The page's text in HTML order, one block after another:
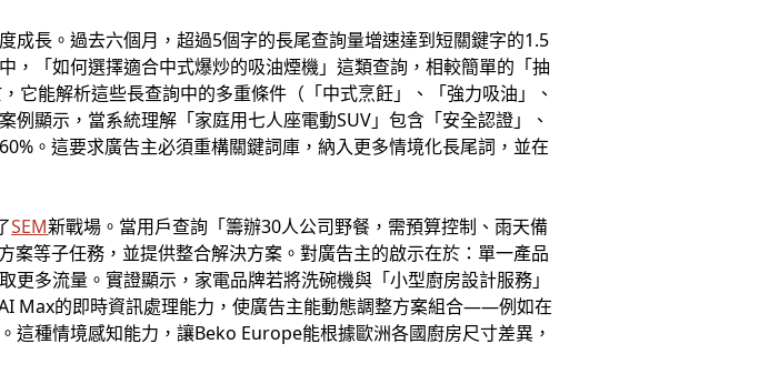
成長。過去六個月，超過5個字的長尾查詢量增速達到短關鍵字的1.5
「如何選擇適合中式爆炒的吸油煙機」這類查詢，相較簡單的「抽
它能解析這些長查詢中的多重條件（「中式烹飪」、「強力吸油」、
例顯示，當系統理解「家庭用七人座電動SUV」包含「安全認證」、
。這要求廣告主必須重構關鍵詞庫，納入更多情境化長尾詞，並在
SEM新戰場。當用戶查詢「籌辦30人公司野餐，需預算控制、雨天備
等子任務，並提供整合解決方案。對廣告主的啟示在於：單一產品
多流量。實證顯示，家電品牌若將洗碗機與「小型廚房設計服務」
Max的即時資訊處理能力，使廣告主能動態調整方案組合——例如在
種情境感知能力，讓Beko Europe能根據歐洲各國廚房尺寸差異，